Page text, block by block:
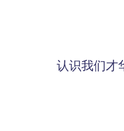
认识我们才